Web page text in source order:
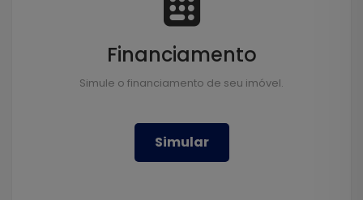
Financiamento
Simule o financiamento de seu imóvel.
Simular